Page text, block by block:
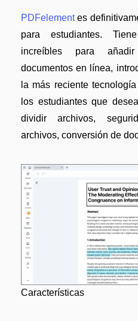
Freelancer
Explorar todas las características
Videos tutoriales
PDFelement para iOS
PDFelement para Android
Centro de conocimiento
Explorar más
Plantillas de PDF gratuitas
Descuento educativo
Adquiere PDFelement con
Centro de descargas
Descarga las herramientas de
Actualización
Actualizar a PDFelement V12.
PDFelementes
para estudiantes.
increíbles para
documentos en línea,
la más reciente
los estudiantes que
dividir archivos,
archivos, conversión de
Características